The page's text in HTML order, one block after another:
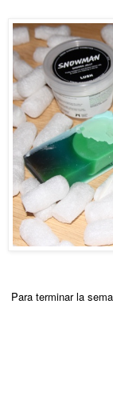
Para terminar la